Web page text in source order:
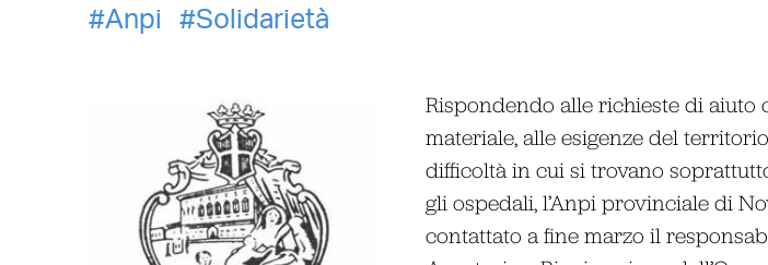
Anpi
Solidarietà
Rispondendo alle richieste di aiuto
materiale, alle esigenze del
difficoltà in cui si trovano
gli ospedali, l’Anpi provinciale di
contattato a fine marzo il